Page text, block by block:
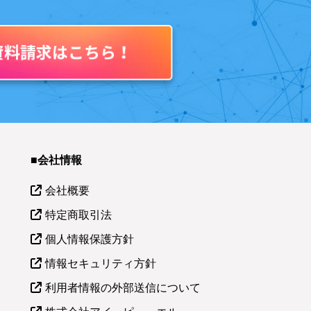
■会社情報
会社概要
特定商取引法
個人情報保護方針
情報セキュリティ方針
利用者情報の外部送信について